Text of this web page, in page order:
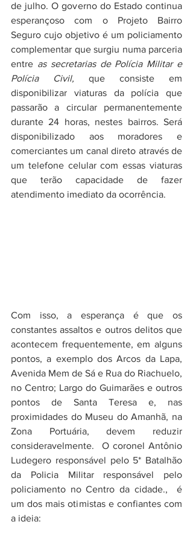
de julho. O governo do Estado continua
esperançoso com o Projeto Bairro
Seguro cujo objetivo é um policiamento
complementar que surgiu numa parceria
entre as secretarias de Polícia Militar e
Polícia Civil, que consiste em
disponibilizar viaturas da polícia que
passarão a circular permanentemente
durante 24 horas, nestes bairros. Será
disponibilizado aos moradores e
comerciantes um canal direto através de
um telefone celular com essas viaturas
que terão capacidade de fazer
atendimento imediato da ocorrência.
Com isso, a esperança é que os
constantes assaltos e outros delitos que
acontecem frequentemente, em alguns
pontos, a exemplo dos Arcos da Lapa,
Avenida Mem de Sá e Rua do Riachuelo,
no Centro; Largo do Guimarães e outros
pontos de Santa Teresa e, nas
proximidades do Museu do Amanhã, na
Zona Portuária, devem reduzir
consideravelmente.  O coronel Antônio
Ludegero responsável pelo 5* Batalhão
da Policia Militar responsável pelo
policiamento no Centro da cidade.,  é
um dos mais otimistas e confiantes com
a ideia: